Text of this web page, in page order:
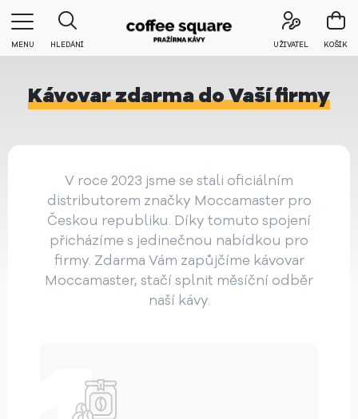
MENU HLEDÁNÍ UŽIVATEL KOŠÍK
Kávovar zdarma do Vaší firmy
V roce 2023 jsme se stali oficiálním
distributorem značky Moccamaster pro
Českou republiku. Díky tomuto spojení
přicházíme s jedinečnou nabídkou pro
firmy. Zdarma Vám zapůjčíme kávovar
Moccamaster, stačí splnit měsíční odběr
naší kávy.